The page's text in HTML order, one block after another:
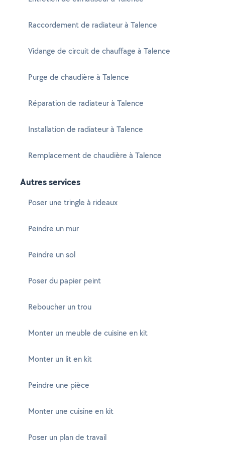
Raccordement de radiateur à Talence
Vidange de circuit de chauffage à Talence
Purge de chaudière à Talence
Réparation de radiateur à Talence
Installation de radiateur à Talence
Remplacement de chaudière à Talence
Autres services
Poser une tringle à rideaux
Peindre un mur
Peindre un sol
Poser du papier peint
Reboucher un trou
Monter un meuble de cuisine en kit
Monter un lit en kit
Peindre une pièce
Monter une cuisine en kit
Poser un plan de travail